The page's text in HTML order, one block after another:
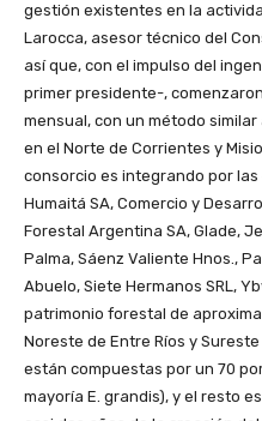
gestión existentes en la
Larocca, asesor técnico del
así que, con el impulso del
primer presidente-,
mensual, con un método
en el Norte de Corrientes y
consorcio es integrando por las
Humaitá SA, Comercio y
Forestal Argentina SA, Glade,
Palma, Sáenz Valiente Hnos.,
Abuelo, Siete Hermanos SRL,
patrimonio forestal de
Noreste de Entre Ríos y
están compuestas por un 70
mayoría E. grandis), y el resto